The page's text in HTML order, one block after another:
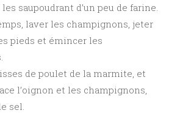
saupoudrant d’un peu de farine.
laver les champignons, jeter
pieds et émincer les
de poulet de la marmite, et
l’oignon et les champignons,
sel.